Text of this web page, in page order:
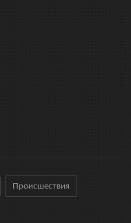
Происшествия